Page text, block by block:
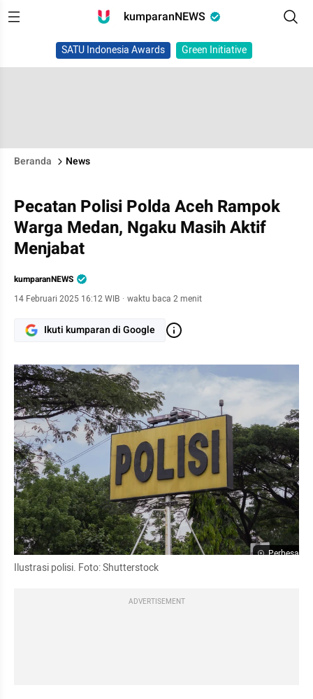
kumparanNEWS
SATU Indonesia Awards Green Initiative
Beranda News
Pecatan Polisi Polda Aceh Rampok
Warga Medan, Ngaku Masih Aktif
Menjabat
kumparanNEWS
14 Februari 2025 16:12 WIB · waktu baca 2 menit
Ikuti kumparan di Google
Perbesar
Ilustrasi polisi. Foto: Shutterstock
ADVERTISEMENT